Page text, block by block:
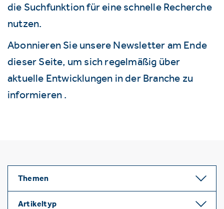
die Suchfunktion für eine schnelle Recherche
nutzen.
Abonnieren Sie unsere Newsletter am Ende
dieser Seite, um sich regelmäßig über
aktuelle Entwicklungen in der Branche zu
informieren .
Themen
Artikeltyp